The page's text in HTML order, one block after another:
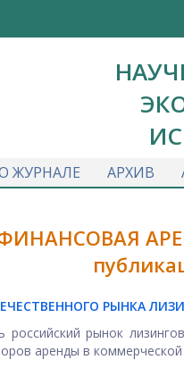
ЖУРНАЛЕ
АРХИВ
РЫНКА
российский рынок
аренды в коммерческой